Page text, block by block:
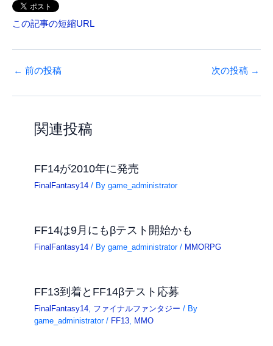
この記事の短縮URL
← 前の投稿 次の投稿 →
関連投稿
FF14が2010年に発売
FinalFantasy14 / Bygame_administrator
FF14は9月にもβテスト開始かも
FinalFantasy14 / Bygame_administrator/ MMORPG
FF13到着とFF14βテスト応募
FinalFantasy14, ファイナルファンタジー / By
game_administrator/ FF13, MMO